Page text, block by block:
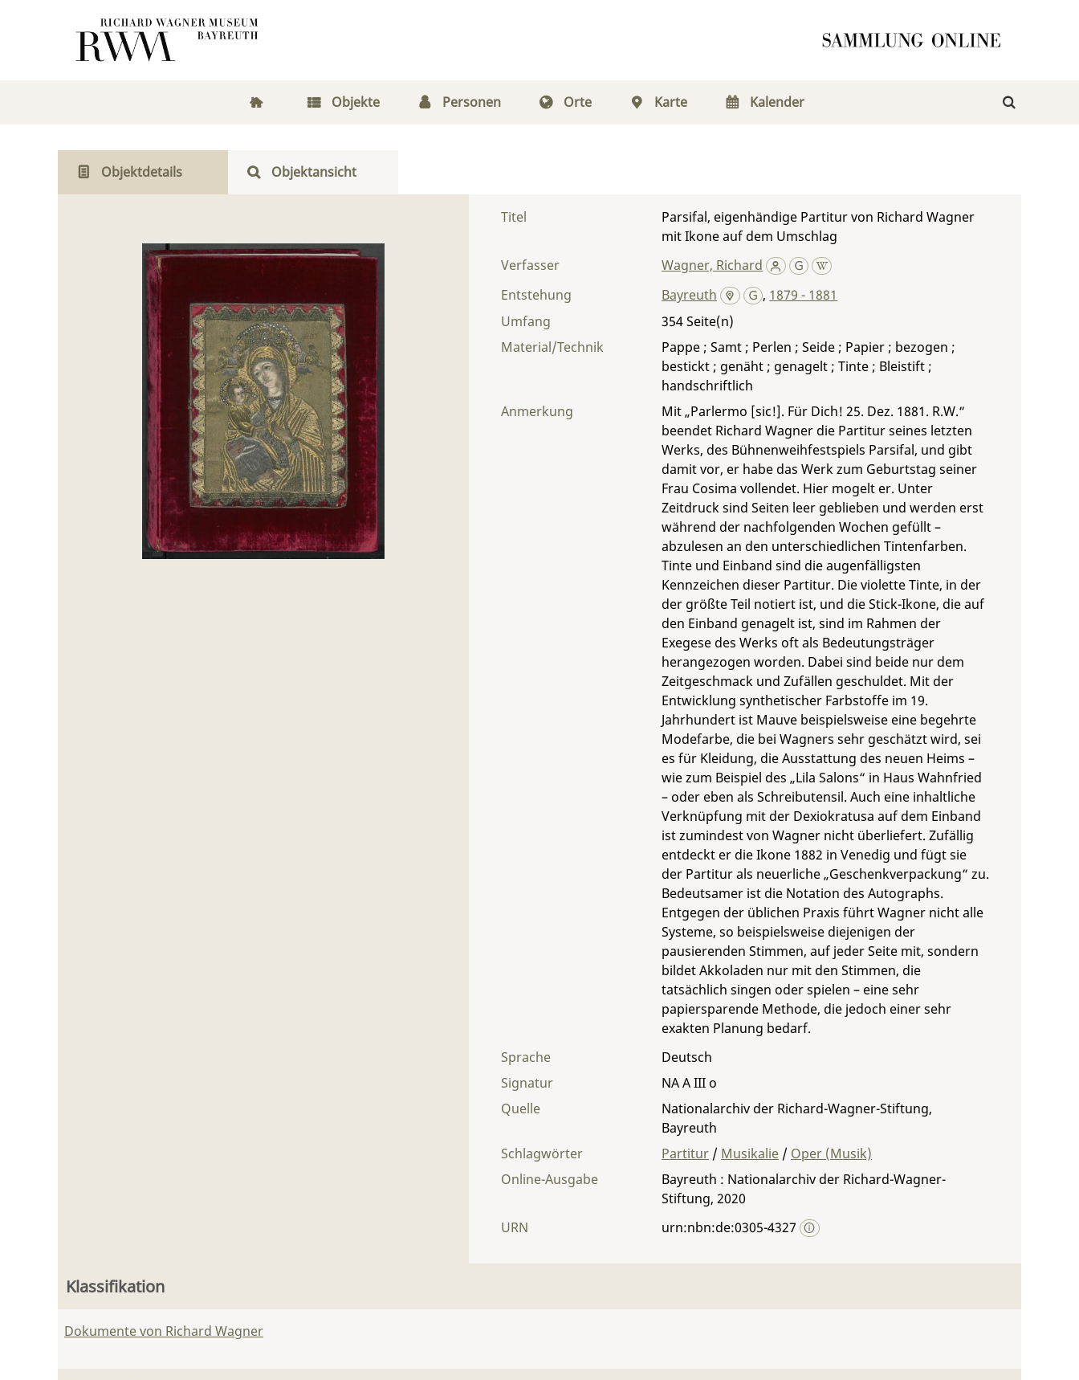
Objekte Personen Orte Karte Kalender
Objektdetails Objektansicht
Titel
Parsifal, eigenhändige Partitur von Richard Wagner
mit Ikone auf dem Umschlag
Verfasser
Wagner, Richard
Entstehung
Bayreuth , 1879 - 1881
Umfang
354
Material/Technik
Pappe ; Samt ; Perlen ; Seide ; Papier ; bezogen ;
bestickt ; genäht ; genagelt ; Tinte ; Bleistift ;
handschriftlich
Anmerkung
Mit „Parlermo [sic!]. Für Dich! 25. Dez. 1881. R.W.“
beendet Richard Wagner die Partitur seines letzten
Werks, des Bühnenweihfestspiels Parsifal, und gibt
damit vor, er habe das Werk zum Geburtstag seiner
Frau Cosima vollendet. Hier mogelt er. Unter
Zeitdruck sind Seiten leer geblieben und werden erst
während der nachfolgenden Wochen gefüllt –
abzulesen an den unterschiedlichen Tintenfarben.
Tinte und Einband sind die augenfälligsten
Kennzeichen dieser Partitur. Die violette Tinte, in der
der größte Teil notiert ist, und die Stick-Ikone, die auf
den Einband genagelt ist, sind im Rahmen der
Exegese des Werks oft als Bedeutungsträger
herangezogen worden. Dabei sind beide nur dem
Zeitgeschmack und Zufällen geschuldet. Mit der
Entwicklung synthetischer Farbstoffe im 19.
Jahrhundert ist Mauve beispielsweise eine begehrte
Modefarbe, die bei Wagners sehr geschätzt wird, sei
es für Kleidung, die Ausstattung des neuen Heims –
wie zum Beispiel des „Lila Salons“ in Haus Wahnfried
– oder eben als Schreibutensil. Auch eine inhaltliche
Verknüpfung mit der Dexiokratusa auf dem Einband
ist zumindest von Wagner nicht überliefert. Zufällig
entdeckt er die Ikone 1882 in Venedig und fügt sie
der Partitur als neuerliche „Geschenkverpackung“ zu.
Bedeutsamer ist die Notation des Autographs.
Entgegen der üblichen Praxis führt Wagner nicht alle
Systeme, so beispielsweise diejenigen der
pausierenden Stimmen, auf jeder Seite mit, sondern
bildet Akkoladen nur mit den Stimmen, die
tatsächlich singen oder spielen – eine sehr
papiersparende Methode, die jedoch einer sehr
exakten Planung bedarf.
Sprache
Deutsch
Signatur
NA A III o
Quelle
Nationalarchiv der Richard-Wagner-Stiftung,
Bayreuth
Schlagwörter
Partitur / Musikalie / Oper (Musik)
Online-Ausgabe
Bayreuth : Nationalarchiv der Richard-Wagner-
Stiftung, 2020
URN
urn:nbn:de:0305-4327
Klassifikation
Dokumente von Richard Wagner